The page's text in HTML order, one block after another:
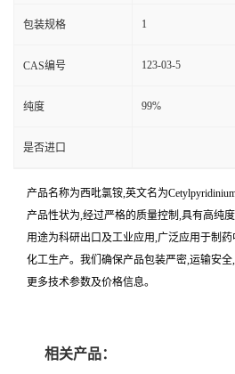
包装规格 1
CAS编号 123-03-5
纯度 99%
是否进口
产品名称为西吡氯铵,英文名为
产品性状为,经过严格的质量控制,具有高纯
用途为科研出口及工业应用,广泛应用于制
化工生产。我们确保产品包装严密,运输安
更多技术参数及价格信息。
相关产品：